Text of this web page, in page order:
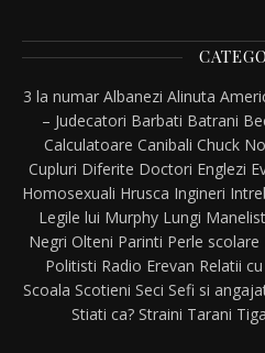
3 la numar Albanezi Alinuta
– Judecatori Barbati Batrani
Calculatoare Canibali Chuck
Cupluri Diferite Doctori Englezi
Homosexuali Hrusca Ingineri
Legile lui Murphy Lungi
Negri Olteni Parinti Perle scolare
Politisti Radio Erevan Relatii
Scoala Scotieni Seci Sefi si
Stiati ca? Straini Tarani